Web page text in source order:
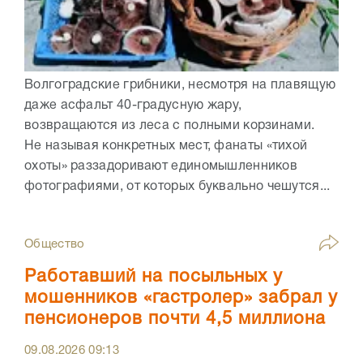
Волгоградские грибники, несмотря на плавящую
даже асфальт 40-градусную жару,
возвращаются из леса с полными корзинами.
Не называя конкретных мест, фанаты «тихой
охоты» раззадоривают единомышленников
фотографиями, от которых буквально чешутся...
Общество
Работавший на посыльных у
мошенников «гастролер» забрал у
пенсионеров почти 4,5 миллиона
09.08.202609:13